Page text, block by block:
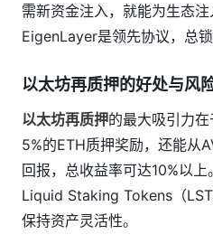
需新资金注入，就能为生态注
EigenLayer是领先协议，总锁
以太坊再质押的好处与风
以太坊再质押的最大吸引力
5%的ETH质押奖励，还能从
回报，总收益率可达10%以
Liquid Staking Tokens（
保持资产灵活性。